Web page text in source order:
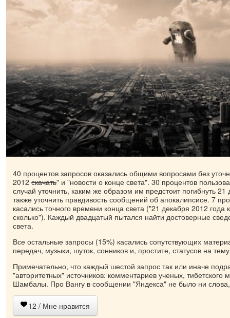
40 процентов запросов оказались общими вопросами без
2012 скачать" и "новости о конце света". 30 процентов
случай уточнить, каким же образом им предстоит погибнуть
также уточнить правдивость сообщений об апокалипсисе. 7
касались точного времени конца света ("21 декабря 2012 года
сколько"). Каждый двадцатый пытался найти достоверные
света.
Все остальные запросы (15%) касались сопутствующих
передач, музыки, шуток, сонников и, простите, статусов на
Примечательно, что каждый шестой запрос так или иначе
"авторитетных" источников: комментариев ученых, тибетского
Шамбалы. Про Вангу в сообщении "Яндекса" не было ни слова,
12 / Мне нравится